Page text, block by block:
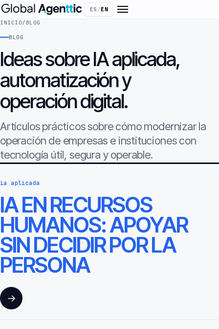
ES /EN
INICIO/ BLOG
BLOG
Ideas sobre IA aplicada,
automatización y
operación digital.
Artículos prácticos sobre cómo modernizar la
operación de empresas e instituciones con
tecnología útil, segura y operable.
ia aplicada
IA EN RECURSOS
HUMANOS: APOYAR
SIN DECIDIR POR LA
PERSONA
→